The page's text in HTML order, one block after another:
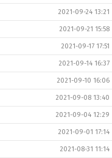
2021-09-24 13:21
2021-09-21 15:58
2021-09-17 17:51
2021-09-14 16:37
2021-09-10 16:06
2021-09-08 13:40
2021-09-04 12:29
2021-09-01 17:14
2021-08-31 11:14